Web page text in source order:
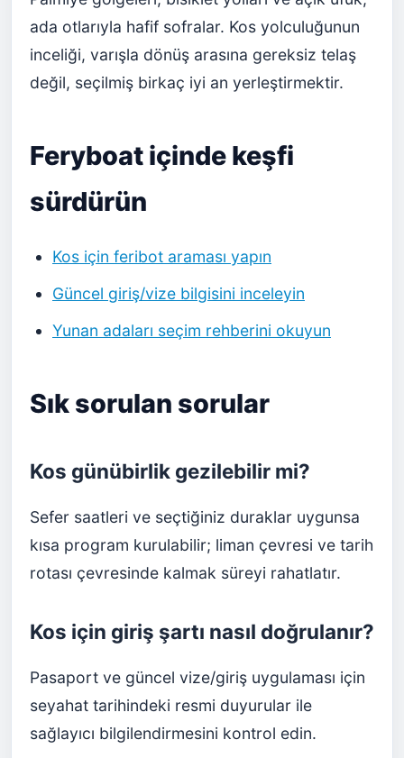
ada otlarıyla hafif sofralar. Kos yolculuğunun
inceliği, varışla dönüş arasına gereksiz telaş
değil, seçilmiş birkaç iyi an yerleştirmektir.
Feryboat içinde keşfi
sürdürün
Kos için feribot araması yapın
Güncel giriş/vize bilgisini inceleyin
Yunan adaları seçim rehberini okuyun
Sık sorulan sorular
Kos günübirlik gezilebilir mi?
Sefer saatleri ve seçtiğiniz duraklar uygunsa
kısa program kurulabilir; liman çevresi ve tarih
rotası çevresinde kalmak süreyi rahatlatır.
Kos için giriş şartı nasıl doğrulanır?
Pasaport ve güncel vize/giriş uygulaması için
seyahat tarihindeki resmi duyurular ile
sağlayıcı bilgilendirmesini kontrol edin.